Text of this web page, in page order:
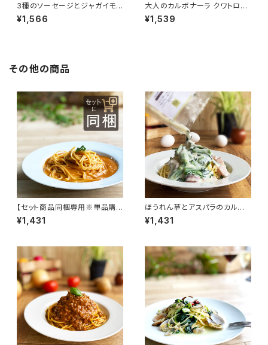
3種のソーセージとジャガイモ
のアラビアータ（辛口）
¥1,566
大人のカルボナーラ クワトロフ
ォルマッジ風ソース
¥1,539
その他の商品
【セット商品同梱専用※単品購
入不可】オマール海老と渡り蟹
の濃厚クリームソース
¥1,431
ほうれん草とアスパラのカルボ
ナーラ風ソース
¥1,431